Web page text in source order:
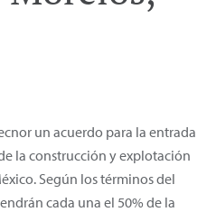
un acuerdo para la entrada
la construcción y explotación
Según los términos del
cada una el 50% de la